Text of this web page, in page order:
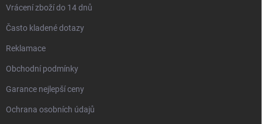
Vrácení zboží do 14 dnů
Často kladené dotazy
Reklamace
Obchodní podmínky
Garance nejlepší ceny
Ochrana osobních údajů